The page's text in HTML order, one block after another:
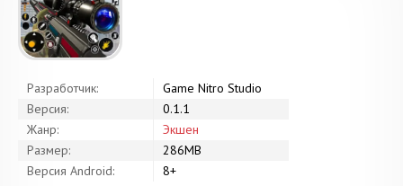
Разработчик:
Game Nitro Studio
Версия:
0.1.1
Жанр:
Экшен
Размер:
286MB
Версия Android:
8+